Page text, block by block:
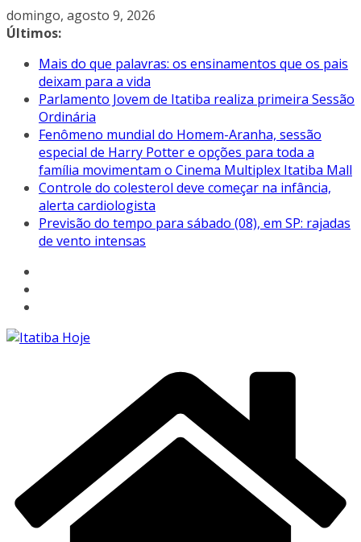
Pular
para
conteúdo
domingo, agosto 9, 2026
Últimos:
Mais do que palavras: os ensinamentos que os pais
deixam para a vida
Parlamento Jovem de Itatiba realiza primeira Sessão
Ordinária
Fenômeno mundial do Homem-Aranha, sessão
especial de Harry Potter e opções para toda a
família movimentam o Cinema Multiplex Itatiba Mall
Controle do colesterol deve começar na infância,
alerta cardiologista
Previsão do tempo para sábado (08), em SP: rajadas
de vento intensas